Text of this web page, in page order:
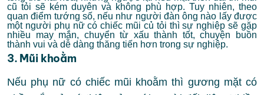
cũ tỏi sẽ kém duyên và không phù hợp. Tuy nhiên, theo
quan điểm tướng số, nếu như người đàn ông nào lấy được
một người phụ nữ có chiếc mũi củ tỏi thì sự nghiệp sẽ gặp
nhiều may mắn, chuyển từ xấu thành tốt, chuyện buồn
thành vui và dễ dàng thăng tiến hơn trong sự nghiệp.
3. Mũi khoằm
Nếu phụ nữ có chiếc mũi khoằm thì gương mặt có